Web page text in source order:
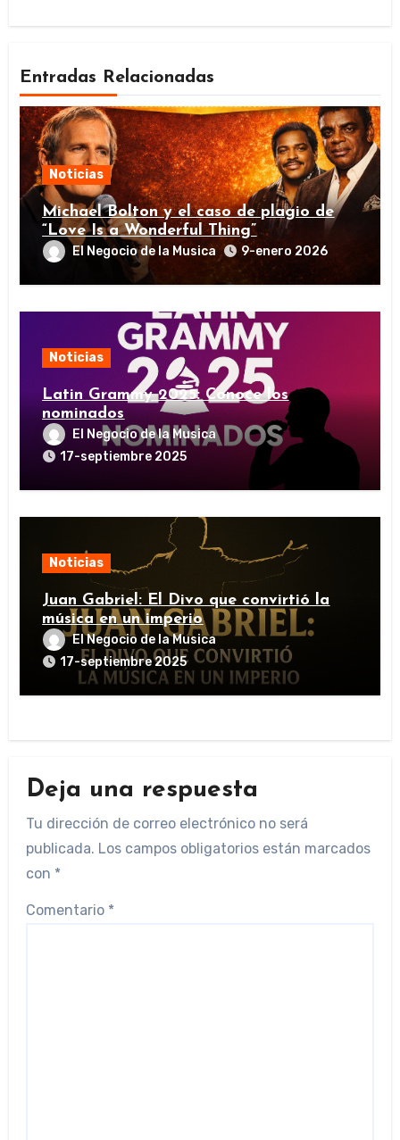
Entradas Relacionadas
Noticias
Michael Bolton y el caso de plagio de
“Love Is a Wonderful Thing”
El Negocio de la Musica 9-enero 2026
Noticias
Latin Grammy 2025: Conoce los
nominados
El Negocio de la Musica
17-septiembre 2025
Noticias
Juan Gabriel: El Divo que convirtió la
música en un imperio
El Negocio de la Musica
17-septiembre 2025
Deja una respuesta
Tu dirección de correo electrónico no será
publicada. Los campos obligatorios están marcados
con *
Comentario *